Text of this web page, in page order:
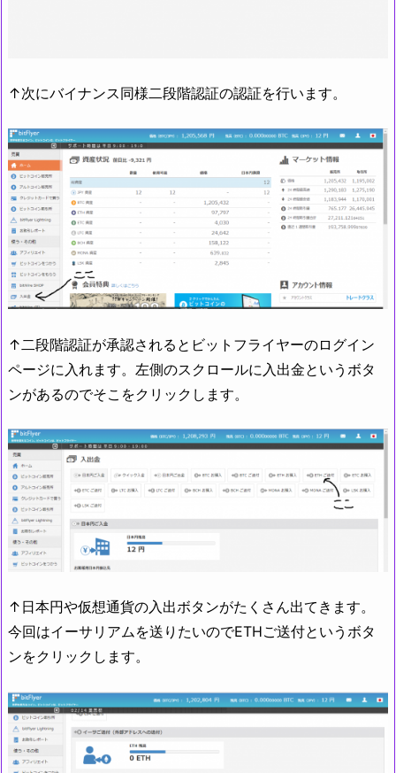
↑次にバイナンス同様二段階認証の認証を行います。
↑二段階認証が承認されるとビットフライヤーのログイン
ページに入れます。左側のスクロールに入出金というボタ
ンがあるのでそこをクリックします。
↑日本円や仮想通貨の入出ボタンがたくさん出てきます。
今回はイーサリアムを送りたいのでETHご送付というボタ
ンをクリックします。